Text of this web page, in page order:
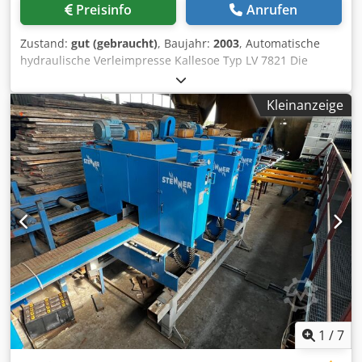
Modellbezeichnung: HPL 510 / 43 / 22 / L / D / X
Schnittlänge (Code 43): max. 4.300 mm Hubtischbreite
(Code 22): max. 2.200 mm Sägeblattüberstand: 125 mm
Hauptsägeblatt-Durchmesser: max. 450 mm Arbeitshöhe
(Tischhöhe): ca. 1.020 mm (über Nivellierfüße anpassbar)
Gesamthöhe: ca. 2.100 – 2.200 mm (je nach
Terminalaufbau) Steuerung & Spannzangen-Ausstattung
Maschinensteuerung: Ausgestattet mit der bewährten,
IPC-basierten Hochleistungssteuerung HOLZMA CADmatic
4. Diese bietet eine intuitive Bedienerführung über Grafik-
Bildschirme, Fehlerdiagnosen im Klartext sowie eine
optimierte Schnittablauf-Visualisierung. Material-
Spannzangen: Der Programmschieber ist serienmäßig mit
9 robusten, zweifingrigen HOLZMA Spannzangen zur
materialschonenden und hochpräzisen Paketfixierung
ausgestattet. Elektrische Anschlusswerte & Energie
Betriebsspannung: 400 V (Drehstrom / Wechselstrom
dreiphasig) Netzform: 3~ + N Frequenz: 50 Hz Nennstrom:
52 A Erforderliche Absicherung: 63 A Träge
Steuerspannung: 24 V Ausstattungs- und
Funktionsmerkmale Automatische Schnitthöhensteuerung:
Preisinfo Anrufen
Zustand: gut (gebraucht), Baujahr: 2003, Automatische
hydraulische Verleimpresse Kallesoe Typ LV 7821 Die
Presse wird zum Verleimen von Holzelementen, z.B.
Tischplatten mit maximalen Abmessungen von 7800 mm x
2100 mm, verwendet, der Beschleunigungsfaktor für die
Verleimung ist das warme Wasser, das dem Pressentisch
zugeführt wird und kontinuierlich zirkuliert (es kann von
der CO oder von den an der Presse installierten
Heizgeräten erhitzt werden) Cedpfx Asrqzgkec Djrf
Heizleistung der Presse 72 kW Maximale Pressenkapazität
bis zu 2000 m2 / 7,5h Leimauftragsgerät mit Vorschub für
Kallesoe-Presse Typ KL40 - zum automatischen Auftragen
von Leim auf jede Lamelle und zur direkten Übergabe an
die Presse LV7821
Kleinanzeige
1 /7